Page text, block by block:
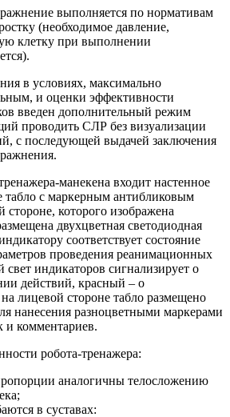
выполняется по нормативам
(необходимое давление,
клетку при выполнении
в условиях, максимально
и оценки эффективности
введен дополнительный режим
проводить СЛР без визуализации
с последующей выдачей заключения
манекена входит настенное
табло с маркерным антибликовым
которого изображена
двухцветная светодиодная
соответствует состояние
проведения реанимационных
индикаторов сигнализирует о
действий, красный – о
лицевой стороне табло размещено
нанесения разноцветными маркерами
и комментариев.
робота-тренажера:
аналогичны телосложению
в суставах: